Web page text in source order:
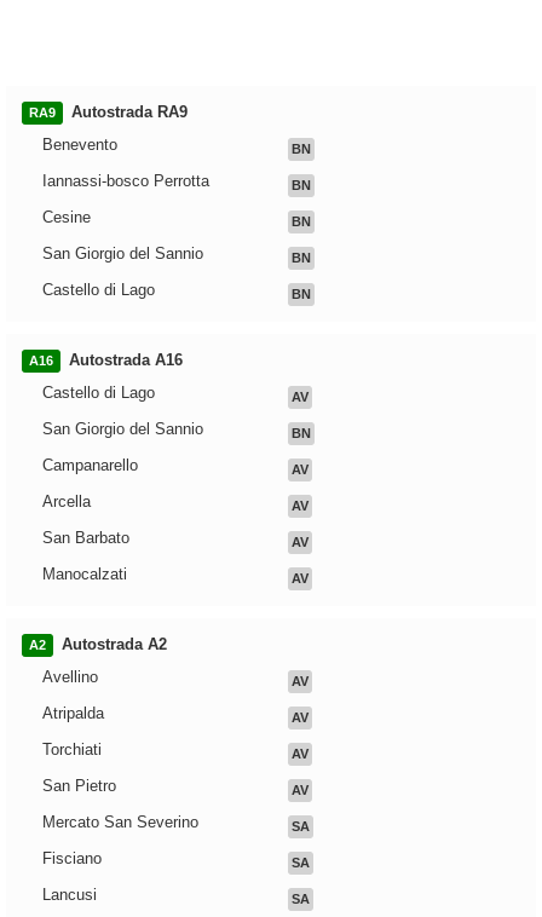
RA9
Autostrada RA9
Benevento
BN
Iannassi-bosco Perrotta BN
Cesine BN
San Giorgio del Sannio BN
Castello di Lago BN
A16
Autostrada A16
Castello di Lago
AV
San Giorgio del Sannio BN
Campanarello AV
Arcella AV
San Barbato AV
Manocalzati AV
A2
Autostrada A2
Avellino
AV
Atripalda AV
Torchiati AV
San Pietro AV
Mercato San Severino SA
Fisciano SA
Lancusi SA